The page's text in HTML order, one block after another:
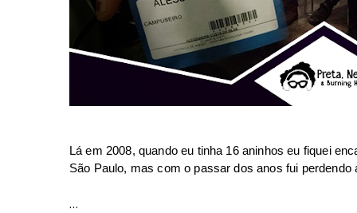
Lá em 2008, quando eu tinha 16 aninhos eu fiquei
São Paulo, mas com o passar dos anos fui
…